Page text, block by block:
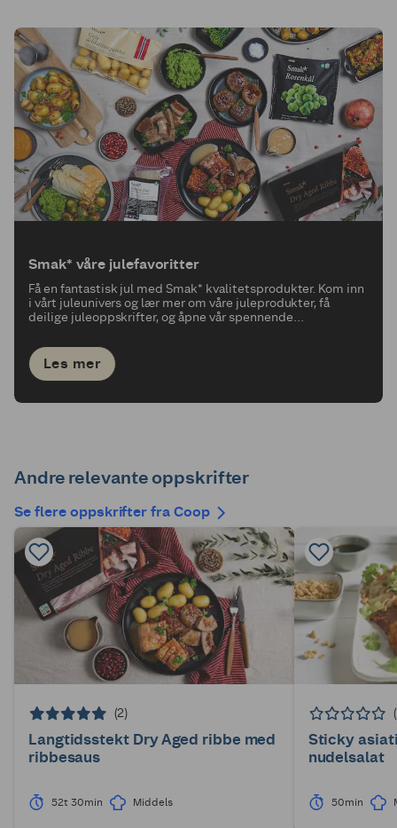
Smak* våre julefavoritter
Få en fantastisk jul med Smak* kvalitetsprodukter. Kom inn
i vårt juleunivers og lær mer om våre juleprodukter, få
deilige juleoppskrifter, og åpne vår spennende
Les mer
Andre relevante oppskrifter
Se flere oppskrifter fra Coop
(2)
Langtidsstekt Dry Aged ribbe med
ribbesaus
52t 30min Middels
Sticky
nudelsalat
50min